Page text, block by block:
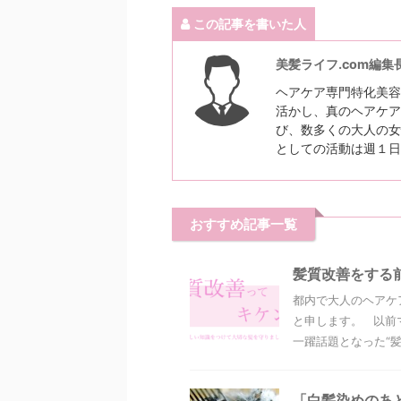
この記事を書いた人
美髪ライフ.com編集
ヘアケア専門特化美
活かし、真のヘアケ
び、数多くの大人の
としての活動は週１
おすすめ記事一覧
髪質改善をする
都内で大人のヘア
と申します。 以前
一躍話題となった“